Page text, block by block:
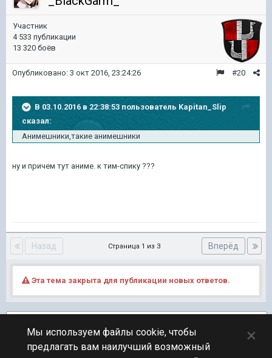
Участник
4 533 публикации
13 320 боёв
#20
Опубликовано: 3 окт 2016, 23:24:26
В 03.10.2016 в 22:38:53 пользователь Kapitan_Slip
сказал:
Анимешники,такие анимешники
ну и причем тут аниме. к тим-спику ???
Назад Вперёд
Страница 1 из 3
Эта тема закрыта для публикации новых ответов.
ПЕРЕЙТИ К СПИСКУ ТЕМ
Мы используем файлы cookie, чтобы
предлагать вам наилучший возможный
×